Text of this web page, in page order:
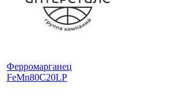
Ферромарганец
FeMn80C20LP